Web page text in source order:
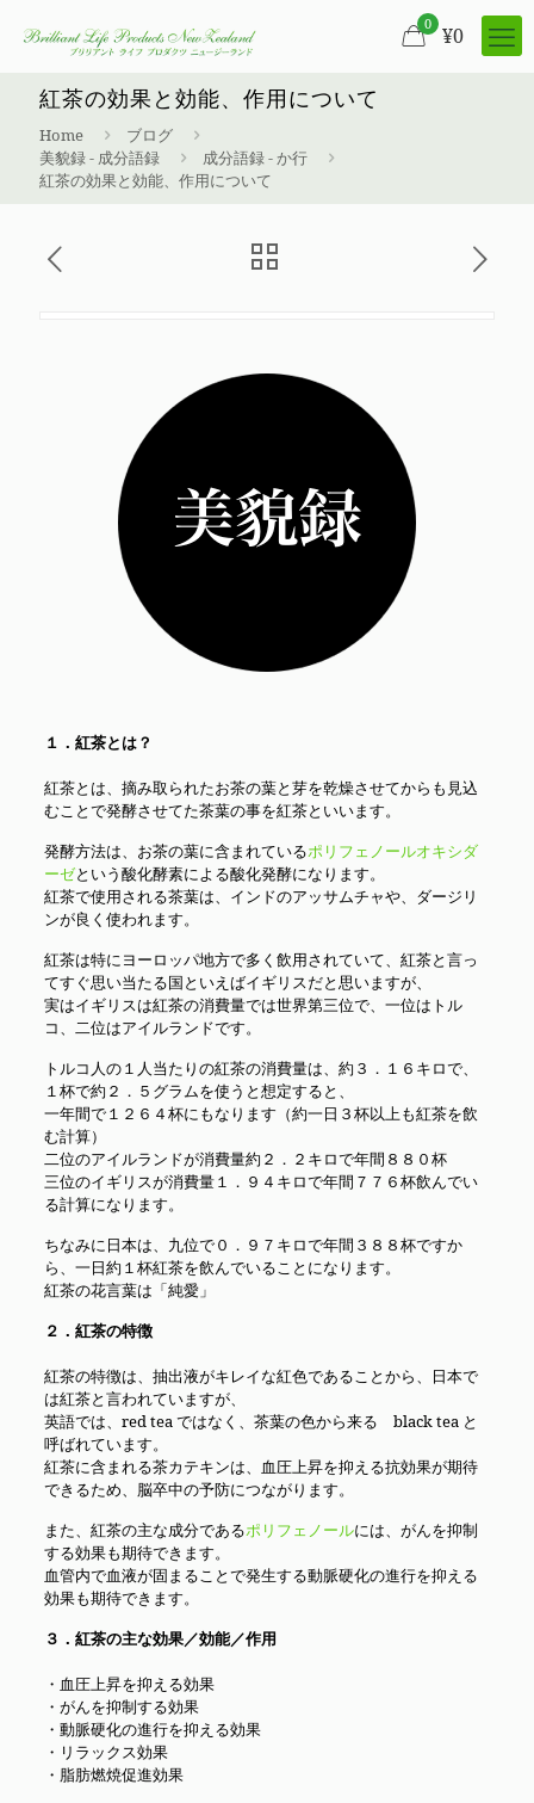
0 ¥0
紅茶の効果と効能、作用について
Home
ブログ
美貌録 - 成分語録
成分語録 - か行
紅茶の効果と効能、作用について
１．紅茶とは？
紅茶とは、摘み取られたお茶の葉と芽を乾燥させてからも見込
むことで発酵させてた茶葉の事を紅茶といいます。
発酵方法は、お茶の葉に含まれているポリフェノールオキシダ
ーゼという酸化酵素による酸化発酵になります。
紅茶で使用される茶葉は、インドのアッサムチャや、ダージリ
ンが良く使われます。
紅茶は特にヨーロッパ地方で多く飲用されていて、紅茶と言っ
てすぐ思い当たる国といえばイギリスだと思いますが、
実はイギリスは紅茶の消費量では世界第三位で、一位はトル
コ、二位はアイルランドです。
トルコ人の１人当たりの紅茶の消費量は、約３．１６キロで、
１杯で約２．５グラムを使うと想定すると、
一年間で１２６４杯にもなります（約一日３杯以上も紅茶を飲
む計算）
二位のアイルランドが消費量約２．２キロで年間８８０杯
三位のイギリスが消費量１．９４キロで年間７７６杯飲んでい
る計算になります。
ちなみに日本は、九位で０．９７キロで年間３８８杯ですか
ら、一日約１杯紅茶を飲んでいることになります。
紅茶の花言葉は「純愛」
２．紅茶の特徴
紅茶の特徴は、抽出液がキレイな紅色であることから、日本で
は紅茶と言われていますが、
英語では、red tea ではなく、茶葉の色から来る black tea と
呼ばれています。
紅茶に含まれる茶カテキンは、血圧上昇を抑える抗効果が期待
できるため、脳卒中の予防につながります。
また、紅茶の主な成分であるポリフェノールには、がんを抑制
する効果も期待できます。
血管内で血液が固まることで発生する動脈硬化の進行を抑える
効果も期待できます。
３．紅茶の主な効果／効能／作用
・血圧上昇を抑える効果
・がんを抑制する効果
・動脈硬化の進行を抑える効果
・リラックス効果
・脂肪燃焼促進効果